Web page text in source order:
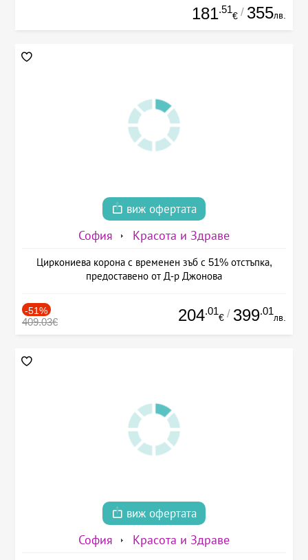
181.51
€ / 355лв.
виж офертата
София Красота и Здраве
Циркониева корона с временен зъб с 51% отстъпка,
предоставено от Д-р Джонова
-51%
409.03€ 204.01
€ / 399.01
лв.
виж офертата
София Красота и Здраве